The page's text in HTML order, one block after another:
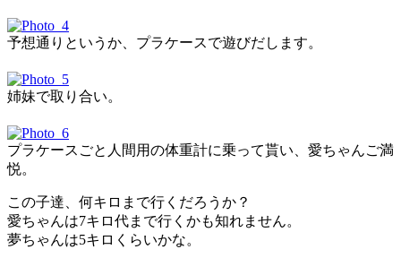
予想通りというか、プラケースで遊びだします。
姉妹で取り合い。
プラケースごと人間用の体重計に乗って貰い、愛ちゃんご満
悦。
この子達、何キロまで行くだろうか？
愛ちゃんは7キロ代まで行くかも知れません。
夢ちゃんは5キロくらいかな。